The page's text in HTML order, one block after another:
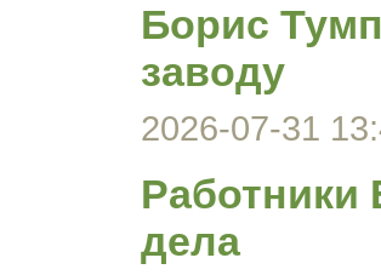
Борис
заводу
2026-07-31
Работники
дела